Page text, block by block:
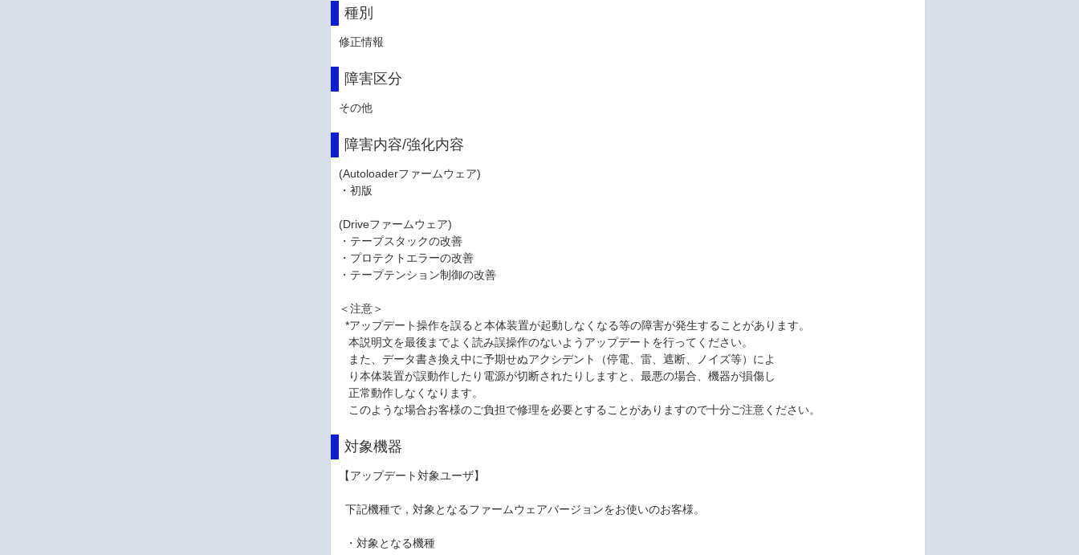
種別
修正情報
障害区分
その他
障害内容/強化内容
(Autoloaderファームウェア)
・初版
(Driveファームウェア)
・テープスタックの改善
・プロテクトエラーの改善
・テープテンション制御の改善
＜注意＞
*アップデート操作を誤ると本体装置が起動しなくなる等の障害が発生することがあります。
本説明文を最後までよく読み誤操作のないようアップデートを行ってください。
また、データ書き換え中に予期せぬアクシデント（停電、雷、遮断、ノイズ等）によ
り本体装置が誤動作したり電源が切断されたりしますと、最悪の場合、機器が損傷し
正常動作しなくなります。
このような場合お客様のご負担で修理を必要とすることがありますので十分ご注意ください。
対象機器
【アップデート対象ユーザ】
下記機種で，対象となるファームウェアバージョンをお使いのお客様。
・対象となる機種